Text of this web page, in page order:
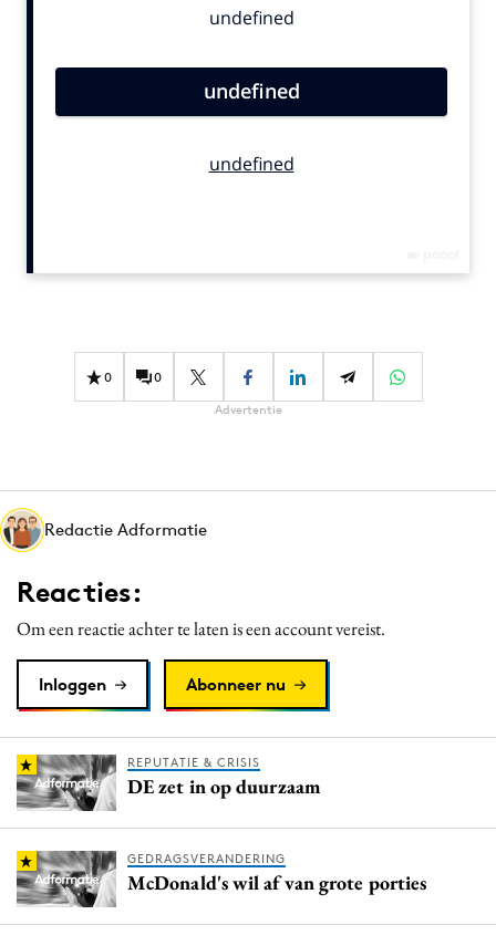
Contentmarketing
Effectiviteit
Gedragsverandering
Martech
Media
Merkstrategie
PR
Programmatic
Reputatie & crisis
0 0
Advertentie
Redactie Adformatie
Reacties:
Om een reactie achter te laten is een account vereist.
Inloggen Abonneer nu
REPUTATIE & CRISIS
DE zet in op duurzaam
GEDRAGSVERANDERING
McDonald's wil af van grote porties